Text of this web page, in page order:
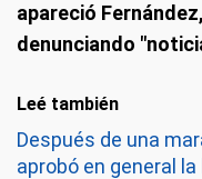
apareció
denunciando
Leé también
Después de una
aprobó en general